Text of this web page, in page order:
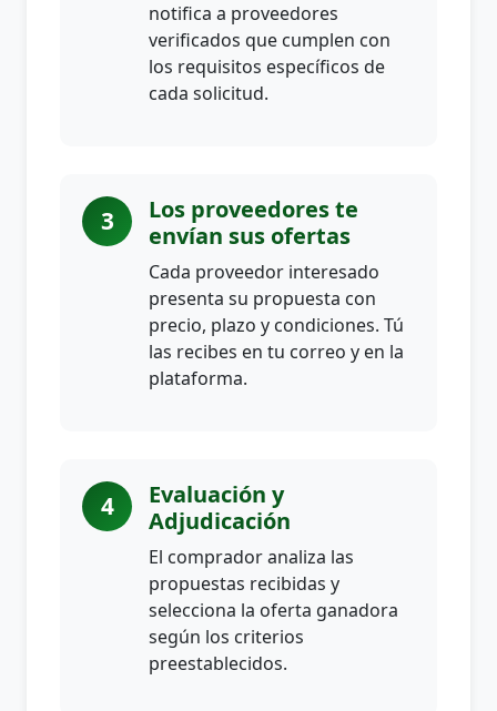
notifica a proveedores
verificados que cumplen con
los requisitos específicos de
cada solicitud.
3
Los proveedores te
envían sus ofertas
Cada proveedor interesado
presenta su propuesta con
precio, plazo y condiciones. Tú
las recibes en tu correo y en la
plataforma.
4
Evaluación y
Adjudicación
El comprador analiza las
propuestas recibidas y
selecciona la oferta ganadora
según los criterios
preestablecidos.